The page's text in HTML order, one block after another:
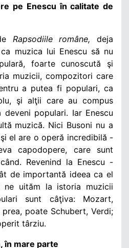
pe Enescu în calitate de
Rapsodiile române, deja
muzica lui Enescu să nu
foarte cunoscută şi
muzicii, compozitori care
a putea fi populari, ca
şi alţii care au compus
populari. Iar Enescu
muzică. Nici Busoni nu a
el are o operă incredibilă -
capodopere, care sunt
Revenind la Enescu -
de importantă ideea ca el
ne uităm la istoria muzicii
sunt câţiva: Mozart,
poate Schubert, Verdi;
târziu.
în mare parte